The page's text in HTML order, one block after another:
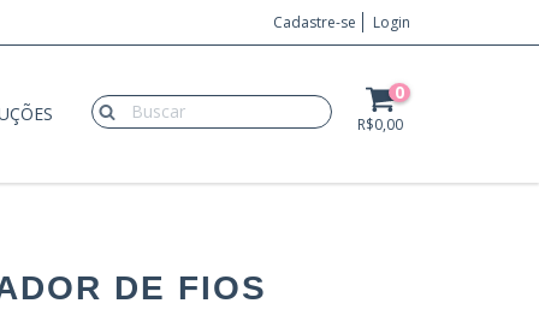
Cadastre-se Login
0
R$0,00
DE FIOS